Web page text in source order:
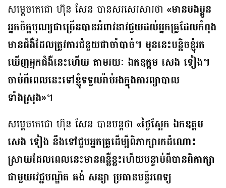
សម្តេចតេជោ ហ៊ុន សែន បានសរសេរសារថា «មានបងប្អូន
អ្នកចិត្តបុណ្យជាច្រើនបានអំពាវនាវជួយដល់អ្នកគ្រូដែលកំពុង
មានជំងឺដែលត្រូវការជំនួយជាចាំបាច់។ មុននេះបន្តិចខ្ញុំរក
ឃើញអ្នកជំងឺនេះហើយ តាមរយៈ ឯកឧត្តម សេង ទៀង។
ចាប់ពីពេលនេះទៅខ្ញុំទទួលរ៉ាប់រងក្នុងការព្យាបាល
ទាំងស្រុង»។
សម្តេចតេជោ ហ៊ុន សែន បានបន្តថា «ថ្ងៃស្អែក ឯកឧត្តម
សេង ទៀង នឹងទៅជួបអ្នកគ្រូដើម្បីពិភាក្សារកដំណោះ
ស្រាយដែលពេលនេះមានពន្លឺខ្លះហើយបន្ទាប់ពីបានពិភាក្សា
ជាមួយវេជ្ជបណ្ឌិត គង់ សន្យា ប្រធានមន្ទីរពេទ្យ